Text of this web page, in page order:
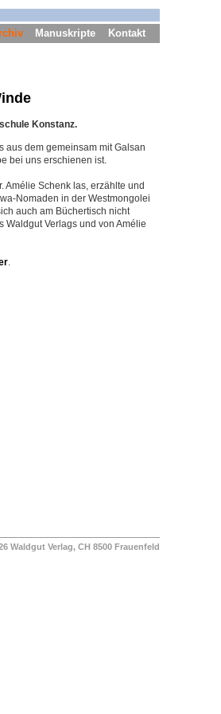
Manuskripte Kontakt
Konstanz.
aus dem gemeinsam mit Galsan
bei uns erschienen ist.
Amélie Schenk las, erzählte und
Nomaden in der Westmongolei
auch am Büchertisch nicht
Waldgut Verlags und von Amélie
.
Verlag, CH 8500 Frauenfeld